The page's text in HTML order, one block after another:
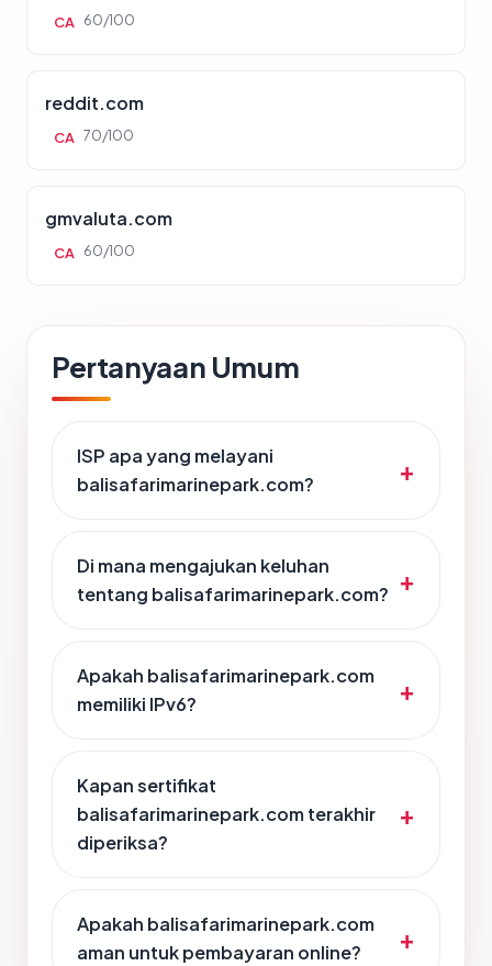
CA 60/100
reddit.com
CA 70/100
gmvaluta.com
CA 60/100
Pertanyaan Umum
ISP apa yang melayani
balisafarimarinepark.com?
Di mana mengajukan keluhan
tentang balisafarimarinepark.com?
Apakah balisafarimarinepark.com
memiliki IPv6?
Kapan sertifikat
balisafarimarinepark.com terakhir
diperiksa?
Apakah balisafarimarinepark.com
aman untuk pembayaran online?